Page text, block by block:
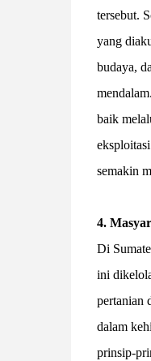
tersebut.
yang
budaya,
baik
semakin
4.
Di
ini
pertanian
dalam
prinsip-